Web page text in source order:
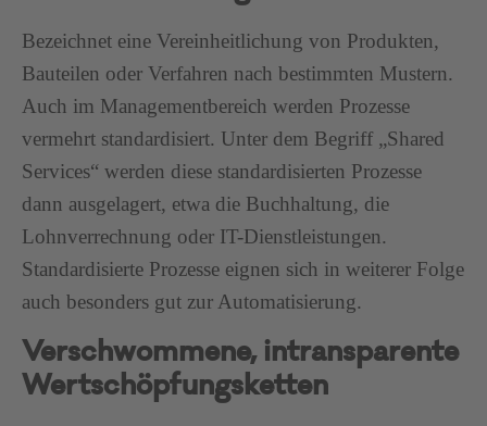
Bezeichnet eine Vereinheitlichung von Produkten,
Bauteilen oder Verfahren nach bestimmten Mustern.
Auch im Managementbereich werden Prozesse
vermehrt standardisiert. Unter dem Begriff „Shared
Services“ werden diese standardisierten Prozesse
dann ausgelagert, etwa die Buchhaltung, die
Lohnverrechnung oder IT-Dienstleistungen.
Standardisierte Prozesse eignen sich in weiterer Folge
auch besonders gut zur Automatisierung.
Verschwommene, intransparente
Wertschöpfungsketten